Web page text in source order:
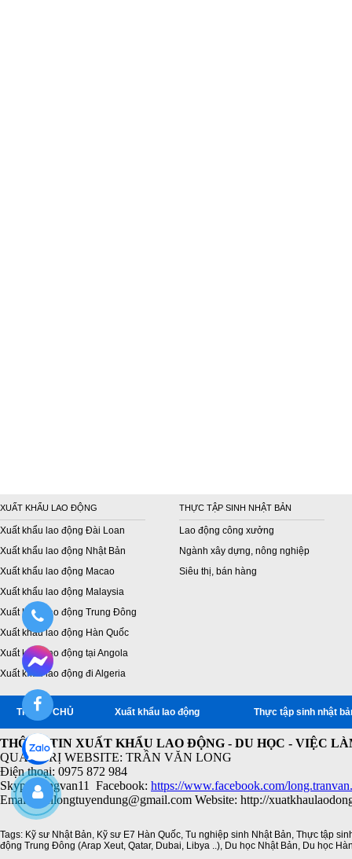
XUẤT KHẨU LAO ĐỘNG
Xuất khẩu lao động Đài Loan
Xuất khẩu lao động Nhật Bản
Xuất khẩu lao động Macao
Xuất khẩu lao động Malaysia
Xuất khẩu lao động Trung Đông
Xuất khẩu lao động Hàn Quốc
Xuất khẩu lao động tại Angola
Xuất khẩu lao động đi Algeria
THỰC TẬP SINH NHẬT BẢN
Lao động công xưởng
Ngành xây dựng, nông nghiệp
Siêu thị, bán hàng
TRANG CHỦ Xuất khẩu lao động Thực tập sinh nhật
THÔNG TIN XUẤT KHẨU LAO ĐỘNG - DU HỌC - VIỆC
QUẢN TRỊ WEBSITE: TRẦN VĂN LONG
Điện thoại: 0975 872 984
Skype: longvan11 Facebook: https://www.facebook.com/
Email: vanlongtuyendung@gmail.com Website: http://
Tags: Kỹ sư Nhật Bản, Kỹ sư E7 Hàn Quốc, Tu nghiệp sinh Nhật Bản, Thực tập
động Trung Đông (Arap Xeut, Qatar, Dubai, Libya ..), Du học Nhật Bản, Du học